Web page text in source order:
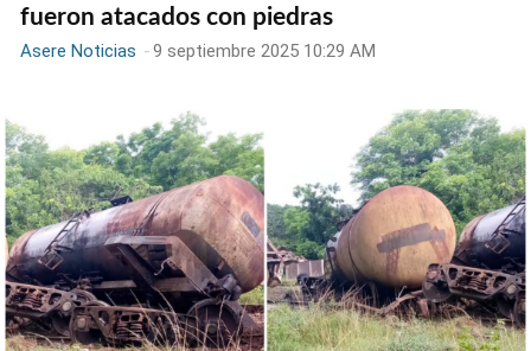
fueron atacados con piedras
Asere Noticias -9 septiembre 2025 10:29 AM